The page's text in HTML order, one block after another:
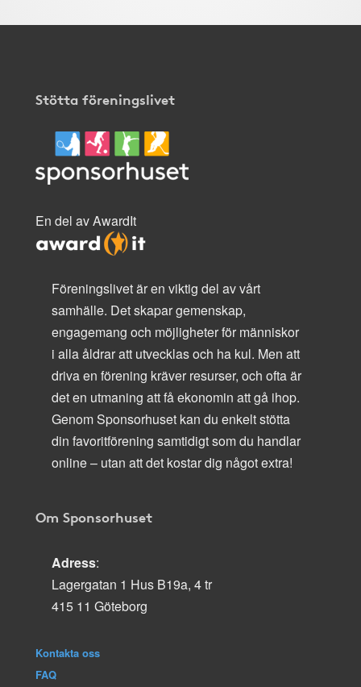
Stötta föreningslivet
En del av AwardIt
Föreningslivet är en viktig del av vårt
samhälle. Det skapar gemenskap,
engagemang och möjligheter för människor
i alla åldrar att utvecklas och ha kul. Men att
driva en förening kräver resurser, och ofta är
det en utmaning att få ekonomin att gå ihop.
Genom Sponsorhuset kan du enkelt stötta
din favoritförening samtidigt som du handlar
online – utan att det kostar dig något extra!
Om Sponsorhuset
Adress:
Lagergatan 1 Hus B19a, 4 tr
415 11 Göteborg
Kontakta oss
FAQ